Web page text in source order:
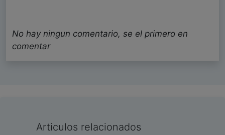
No hay ningun comentario, se el primero en
comentar
Articulos relacionados